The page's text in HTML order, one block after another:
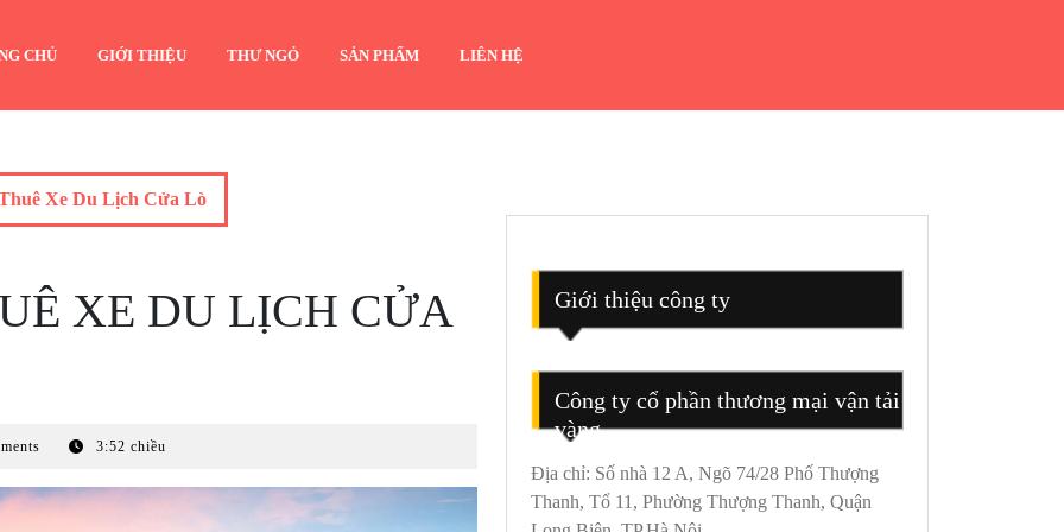
CHỦ GIỚI THIỆU THƯ NGỎ SẢN PHẨM LIÊN HỆ
Xe Du Lịch Cửa Lò
XE DU LỊCH CỬA
3:52 chiều
Giới thiệu công ty
Công ty cổ phần thương mại vận tải
vàng
Địa chỉ: Số nhà 12 A, Ngõ 74/28 Phố Thượng
Thanh, Tổ 11, Phường Thượng Thanh, Quận